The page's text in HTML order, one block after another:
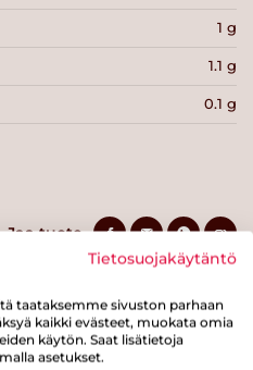
1 g
1.1 g
0.1 g
Jaa tuote
Tietosuojakäytäntö
taataksemme sivuston parhaan
kaikki evästeet, muokata omia
käytön. Saat lisätietoja
asetukset.